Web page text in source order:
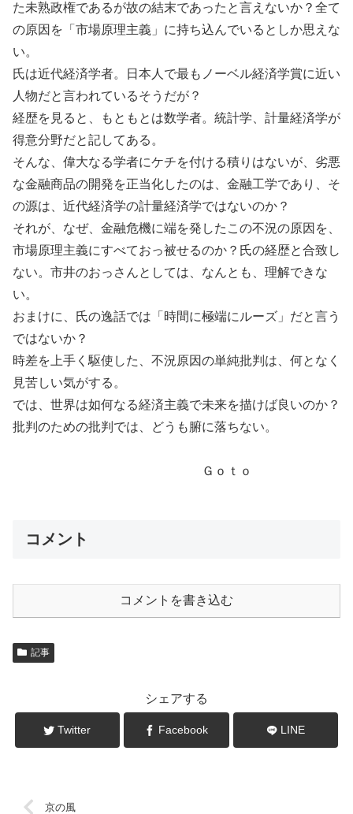
た未熟政権であるが故の結末であったと言えないか？全て
の原因を「市場原理主義」に持ち込んでいるとしか思えな
い。
氏は近代経済学者。日本人で最もノーベル経済学賞に近い
人物だと言われているそうだが？
経歴を見ると、もともとは数学者。統計学、計量経済学が
得意分野だと記してある。
そんな、偉大なる学者にケチを付ける積りはないが、劣悪
な金融商品の開発を正当化したのは、金融工学であり、そ
の源は、近代経済学の計量経済学ではないのか？
それが、なぜ、金融危機に端を発したこの不況の原因を、
市場原理主義にすべておっ被せるのか？氏の経歴と合致し
ない。市井のおっさんとしては、なんとも、理解できな
い。
おまけに、氏の逸話では「時間に極端にルーズ」だと言う
ではないか？
時差を上手く駆使した、不況原因の単純批判は、何となく
見苦しい気がする。
では、世界は如何なる経済主義で未来を描けば良いのか？
批判のための批判では、どうも腑に落ちない。
Ｇｏｔｏ
コメント
コメントを書き込む
記事
シェアする
Twitter Facebook LINE
京の風